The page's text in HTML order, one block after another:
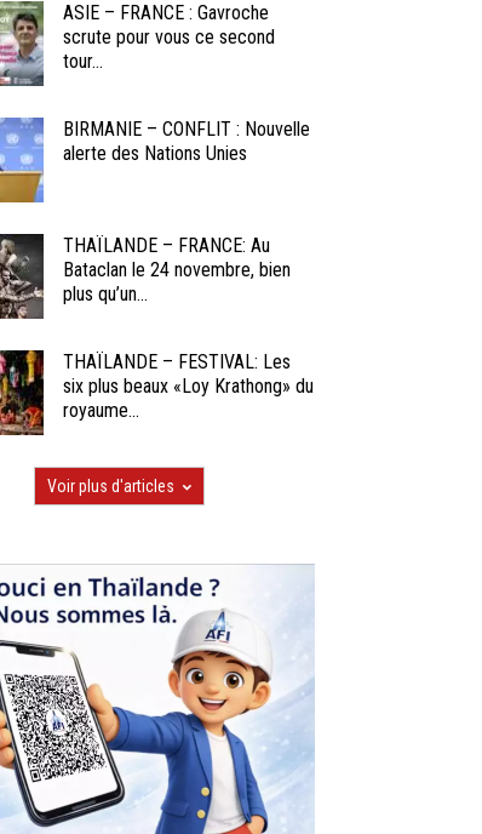
ASIE – FRANCE : Gavroche
scrute pour vous ce second
tour...
BIRMANIE – CONFLIT : Nouvelle
alerte des Nations Unies
THAÏLANDE – FRANCE: Au
Bataclan le 24 novembre, bien
plus qu’un...
THAÏLANDE – FESTIVAL: Les
six plus beaux «Loy Krathong» du
royaume...
Voir plus d'articles